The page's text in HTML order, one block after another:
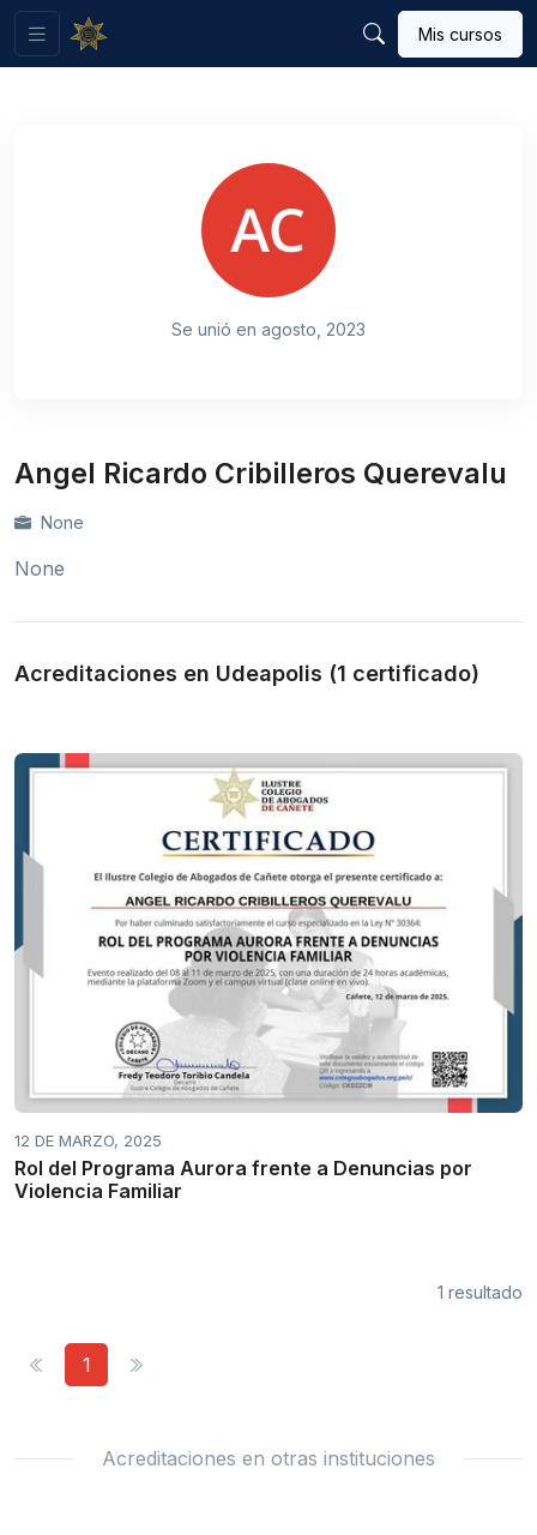
Mis cursos
Se unió en agosto, 2023
Angel Ricardo Cribilleros Querevalu
None
None
Acreditaciones en Udeapolis (1 certificado)
12 DE MARZO, 2025
Rol del Programa Aurora frente a Denuncias por
Violencia Familiar
1 resultado
1
Acreditaciones en otras instituciones